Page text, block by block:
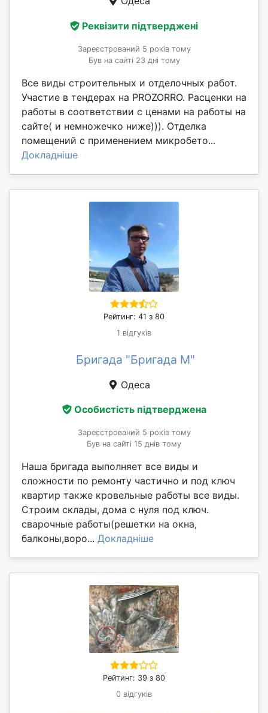
Реквізити підтверджені
Зареєстрований 5 років тому
Був на сайті 23 дні тому
Все виды строительных и отделочных работ.
Участие в тендерах на PROZORRO. Расценки на
работы в соответствии с ценами на работы на
сайте( и немножечко ниже))). Отделка
помещений с применением микробето...
Докладніше
Рейтинг: 41 з 80
1 відгуків
Бригада "Бригада М"
Одеса
Особистість підтверджена
Зареєстрований 5 років тому
Був на сайті 15 днів тому
Наша бригада выполняет все виды и
сложности по ремонту частично и под ключ
квартир также кровельные работы все виды.
Строим склады, дома с нуля под ключ.
сварочные работы(решетки на окна,
балконы,воро... Докладніше
Рейтинг: 39 з 80
0 відгуків